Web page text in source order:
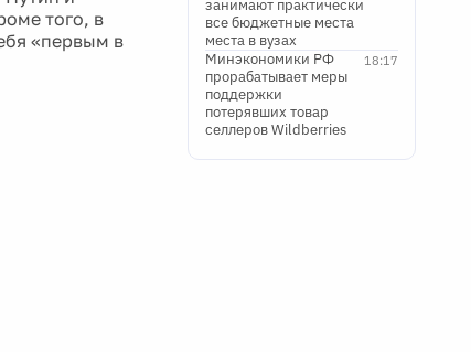
того, в
«первым в
занимают практически
все бюджетные места
места в вузах
18:17
Минэкономики РФ
прорабатывает меры
поддержки
потерявших товар
селлеров Wildberries